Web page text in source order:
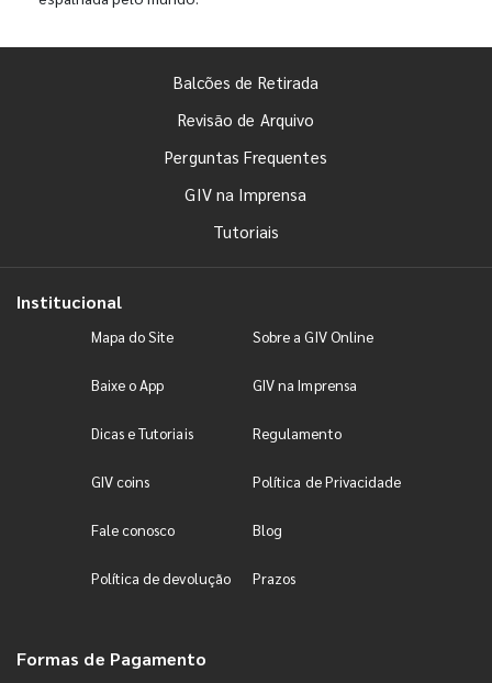
Balcões de Retirada
Revisão de Arquivo
Perguntas Frequentes
GIV na Imprensa
Tutoriais
Institucional
Mapa do Site Sobre a GIV Online
Baixe o App GIV na Imprensa
Dicas e Tutoriais Regulamento
GIV coins Política de Privacidade
Fale conosco Blog
Política de devolução Prazos
Formas de Pagamento